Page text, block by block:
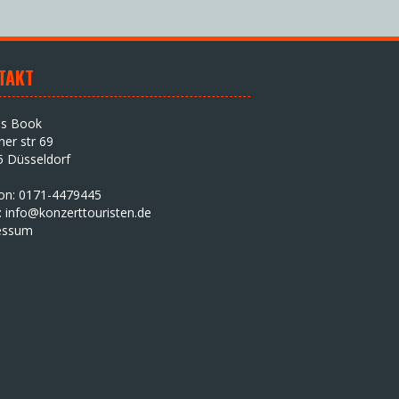
Book
str 69
Düsseldorf
0171-4479445
info@konzerttouristen.de